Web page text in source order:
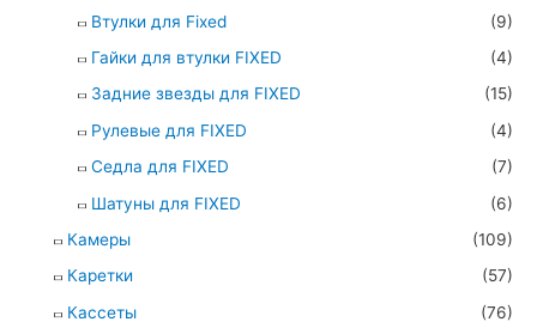
Втулки для Fixed
(9)
Гайки для втулки FIXED
(4)
Задние звезды для FIXED
(15)
Рулевые для FIXED
(4)
Седла для FIXED
(7)
Шатуны для FIXED
(6)
Камеры
(109)
Каретки
(57)
Кассеты
(76)